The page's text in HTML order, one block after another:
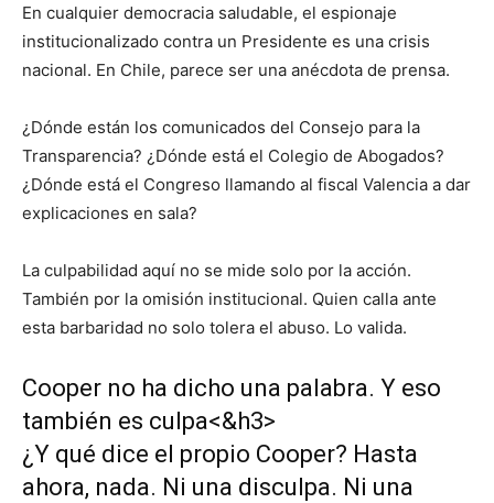
En cualquier democracia saludable, el espionaje
institucionalizado contra un Presidente es una crisis
nacional. En Chile, parece ser una anécdota de prensa.
¿Dónde están los comunicados del Consejo para la
Transparencia? ¿Dónde está el Colegio de Abogados?
¿Dónde está el Congreso llamando al fiscal Valencia a dar
explicaciones en sala?
La culpabilidad aquí no se mide solo por la acción.
También por la omisión institucional. Quien calla ante
esta barbaridad no solo tolera el abuso. Lo valida.
Cooper no ha dicho una palabra. Y eso
también es culpa<&h3>
¿Y qué dice el propio Cooper? Hasta
ahora, nada. Ni una disculpa. Ni una